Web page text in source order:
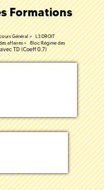
Formations
Général
L3 DROIT
affaires
Bloc Régime des
TD (Coeff 0.7)